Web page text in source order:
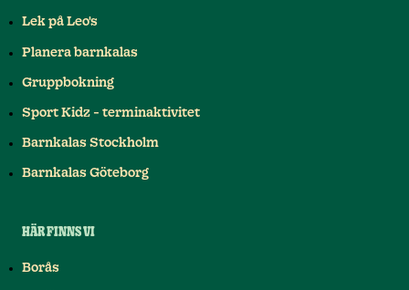
Lek på Leo's
Planera barnkalas
Gruppbokning
Sport Kidz - terminaktivitet
Barnkalas Stockholm
Barnkalas Göteborg
HÄR FINNS VI
Borås